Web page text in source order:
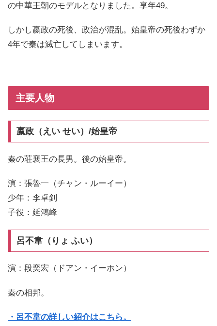
の中華王朝のモデルとなりました。享年49。
しかし嬴政の死後、政治が混乱。始皇帝の死後わずか
4年で秦は滅亡してしまいます。
主要人物
嬴政（えい せい）/始皇帝
秦の荘襄王の長男。後の始皇帝。
演：張魯一（チャン・ルーイー）
少年：李卓釗
子役：延鴻峰
呂不韋（りょ ふい）
演：段奕宏（ドアン・イーホン）
秦の相邦。
・呂不韋の詳しい紹介はこちら。